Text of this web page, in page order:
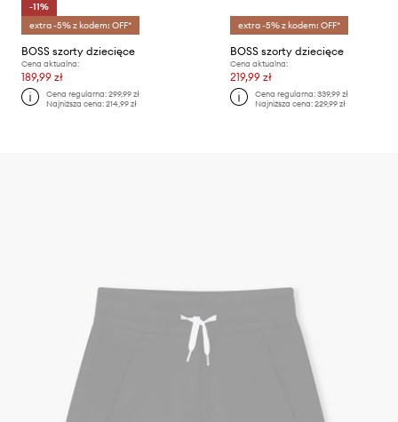
-11%
extra -5% z kodem: OFF*
BOSS szorty dziecięce
Cena aktualna:
189,99 zł
Cena regularna:299,99 zł
Najniższa cena:214,99 zł
extra -5% z kodem: OFF*
BOSS szorty dziecięce
Cena aktualna:
219,99 zł
Cena regularna: 339,99 zł
Najniższa cena: 229,99 zł